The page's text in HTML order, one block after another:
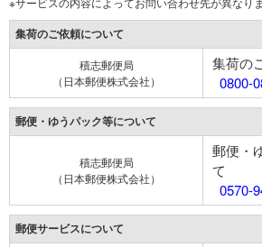
集荷のご依頼について
積志郵便局
（日本郵便株式会社）
集荷の
0800-
郵便・ゆうパック等について
積志郵便局
（日本郵便株式会社）
郵便・
て
0570-
郵便サービスについて